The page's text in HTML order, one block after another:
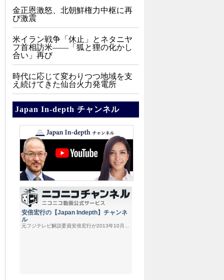
金正恩激怒、北朝鮮権力中枢に再
び激震
米イラン戦争「休止」とネタニヤ
フ首相訪米――「狐と狸の化かし
合い」再び
時代に応じて変わりつつ地域を支
え続けてきた仙台火力発電所
Japan In-depth チャンネル